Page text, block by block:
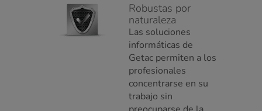
Robustas por
naturaleza
Las soluciones
informáticas de
Getac permiten a los
profesionales
concentrarse en su
trabajo sin